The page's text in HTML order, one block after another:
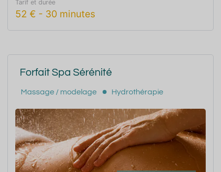
Tarif et durée
52 € - 30 minutes
Forfait Spa Sérénité
Massage / modelage Hydrothérapie